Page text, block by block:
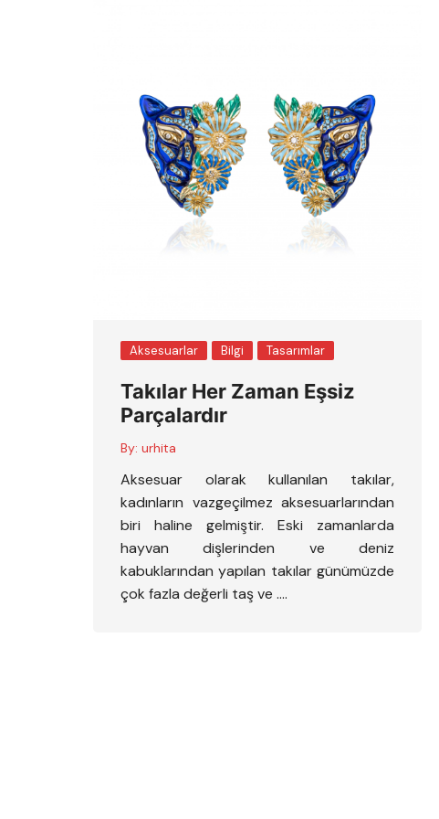
Aksesuarlar Bilgi Tasarımlar
Takılar Her Zaman Eşsiz
Parçalardır
By: urhita
Aksesuar olarak kullanılan takılar,
kadınların vazgeçilmez aksesuarlarından
biri haline gelmiştir. Eski zamanlarda
hayvan dişlerinden ve deniz
kabuklarından yapılan takılar günümüzde
çok fazla değerli taş ve ….